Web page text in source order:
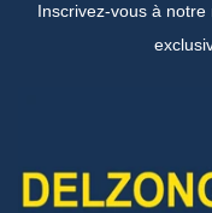
Inscrivez-vous à